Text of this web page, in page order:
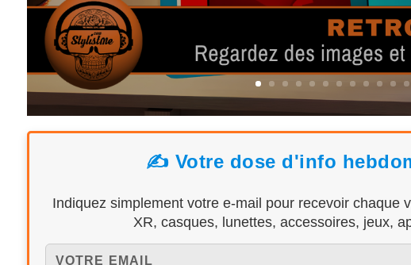
✍️ Votre dose d'info
Indiquez simplement votre e-mail pour recevoir chaque
XR, casques, lunettes, accessoires, jeux,